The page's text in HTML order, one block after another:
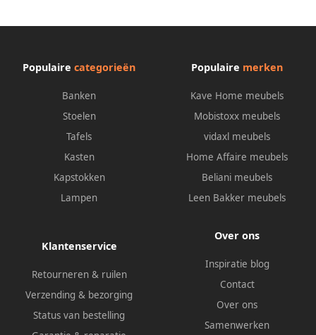
Populaire categorieën
Banken
Stoelen
Tafels
Kasten
Kapstokken
Lampen
Populaire merken
Kave Home meubels
Mobistoxx meubels
vidaxl meubels
Home Affaire meubels
Beliani meubels
Leen Bakker meubels
Klantenservice
Retourneren & ruilen
Verzending & bezorging
Status van bestelling
Over ons
Inspiratie blog
Contact
Over ons
Samenwerken